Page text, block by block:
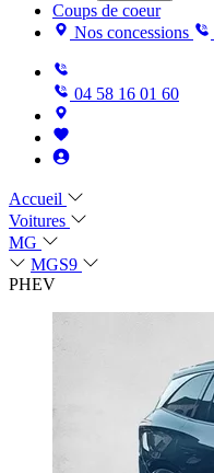
Coups de coeur
Nos concessions
04 58 16 01 60
Accueil
Voitures
MG
MGS9
PHEV